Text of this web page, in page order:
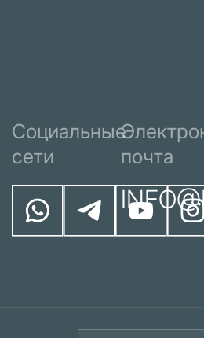
Социальные
сети
почта